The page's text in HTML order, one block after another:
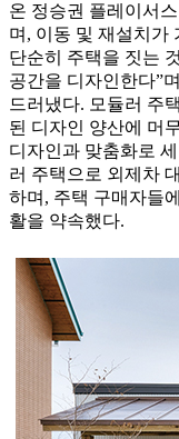
온 정승권 플레이서
며, 이동 및 재설치가
단순히 주택을 짓는
공간을 디자인한다”
드러냈다. 모듈러 주
된 디자인 양산에 머
디자인과 맞춤화로
러 주택으로 외제차
하며, 주택 구매자들
활을 약속했다.